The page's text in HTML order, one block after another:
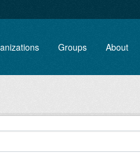
Groups About